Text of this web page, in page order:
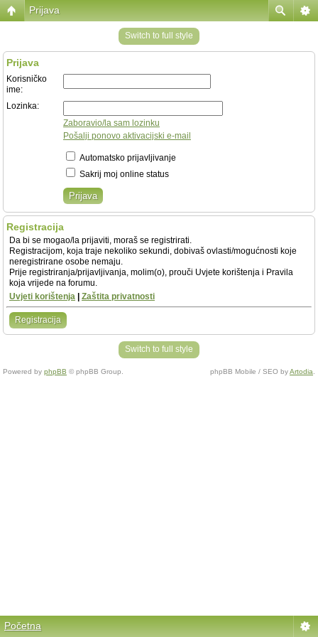
Prijava
Switch to full style
Prijava
Korisničko
ime:
Lozinka:
Zaboravio/la sam lozinku
Pošalji ponovo aktivacijski e-mail
Automatsko prijavljivanje
Sakrij moj online status
Registracija
Da bi se mogao/la prijaviti, moraš se registrirati.
Registracijom, koja traje nekoliko sekundi, dobivaš ovlasti/mogućnosti koje
neregistrirane osobe nemaju.
Prije registriranja/prijavljivanja, molim(o), prouči Uvjete korištenja i Pravila
koja vrijede na forumu.
Uvjeti korištenja
Zaštita privatnosti
Registracija
Switch to full style
Powered by phpBB © phpBB Group. phpBB Mobile / SEO byArtodia
Početna